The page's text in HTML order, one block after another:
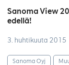
Sanoma View
edellä!
3. huhtikuuta 2015
Sanoma Oyj